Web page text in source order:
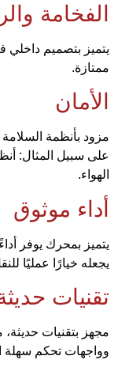
الفخامة
يتميز بتصميم داخلي
ممتازة.
الأمان
مزود بأنظمة السلامة
على سبيل المثال:
الهواء.
أداء موثوق
يتميز بمحرك يوفر
يجعله خيارًا عمليًا
تقنيات
مجهز بتقنيات حديثة،
وواجهات تحكم سهلة